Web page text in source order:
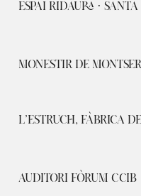
ESPAI RIDAURA ·
MONESTIR DE
L’ESTRUCH, FÀBRICA
AUDITORI FÒRUM CCIB